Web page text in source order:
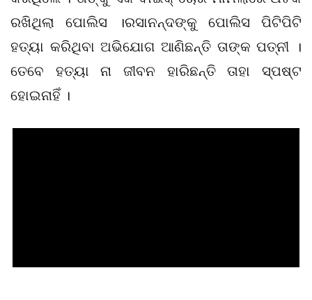
ରଖିଥିଲା ପୋଲିସ ।ରସାନନ୍ଦଙ୍କୁ ପୋଲିସ ପିଟିପିଟି
ହତ୍ୟା କରିଥିବା ଅଭିଯୋଗ ଆଣିଛନ୍ତି ତାଙ୍କ ପତ୍ନୀ ।
ତେବେ ହତ୍ୟା ନା ଜୀବନ ହାରିଛନ୍ତି ତାହା ସ୍ପଷ୍ଟ
ହୋଇନାହିଁ ।